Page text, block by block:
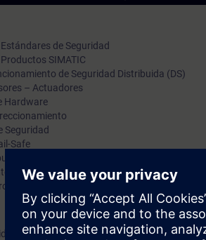
de Seguridad
SIMATIC
de Seguridad Distribuida (DS)
– Actuadores
Hardware
Seguridad
Safe
OPC UA
de interpretación y desarrollo en